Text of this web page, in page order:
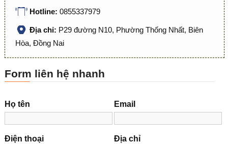
Hotline: 0855337979
Địa chỉ: P29 đường N10, Phường Thống Nhất, Biên
Hòa, Đồng Nai
Form liên hệ nhanh
Họ tên Email
Điện thoại Địa chỉ